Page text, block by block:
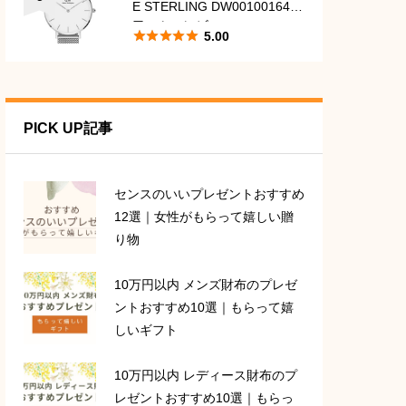
E STERLING DW00100164
口コミ・レビュー
 5.00
PICK UP記事
センスのいいプレゼントおすすめ
12選｜女性がもらって嬉しい贈
り物
10万円以内 メンズ財布のプレゼ
ントおすすめ10選｜もらって嬉
しいギフト
10万円以内 レディース財布のプ
レゼントおすすめ10選｜もらっ